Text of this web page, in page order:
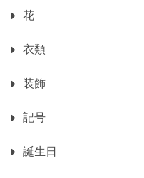
花
衣類
装飾
記号
誕生日